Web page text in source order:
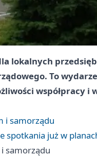
lokalnych
To
współpracy i
i samorządu
spotkania już w
samorządu